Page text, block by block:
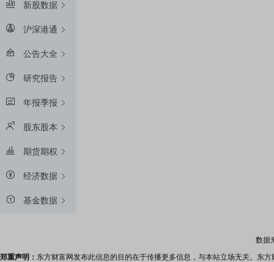
新股数据
沪深港通
公告大全
研究报告
年报季报
股东股本
期货期权
经济数据
基金数据
数据
郑重声明： 东方财富网发布此信息的目的在于传播更多信息，与本站立场无关。东